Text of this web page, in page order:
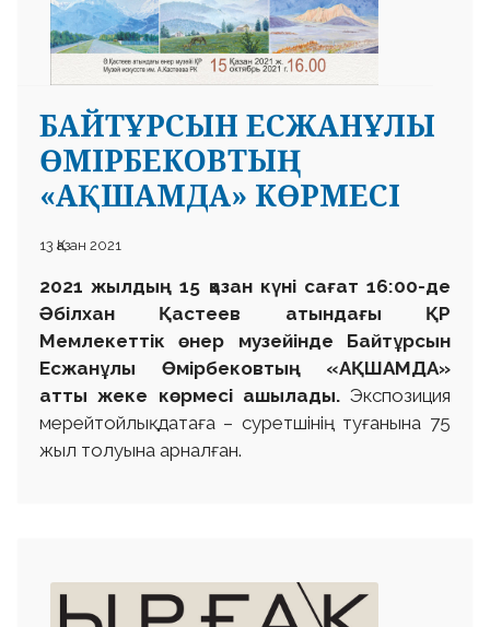
БАЙТҰРСЫН ЕСЖАНҰЛЫ
ӨМІРБЕКОВТЫҢ
«АҚШАМДА» КӨРМЕСІ
13 Қазан 2021
2021 жылдың 15 қазан күні сағат 16:00-де
Әбілхан Қастеев атындағы ҚР
Мемлекеттік өнер музейінде Байтұрсын
Есжанұлы Өмірбековтың «АҚШАМДА»
атты жеке көрмесі ашылады.Экспозиция
мерейтойлық датаға – суретшінің туғанына 75
жыл толуына арналған.